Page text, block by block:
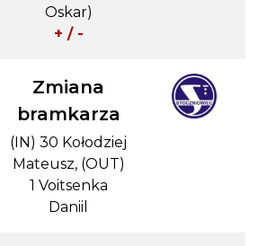
Oskar)
+ / -
Zmiana
bramkarza
(IN) 30 Kołodziej
Mateusz, (OUT)
1 Voitsenka
Daniil